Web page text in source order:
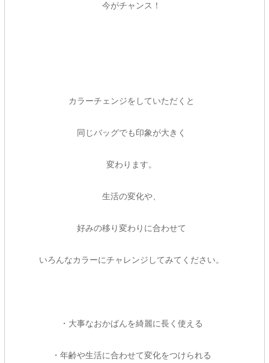
今がチャンス！
カラーチェンジをしていただくと
同じバッグでも印象が大きく
変わります。
生活の変化や、
好みの移り変わりに合わせて
いろんなカラーにチャレンジしてみてください。
・大事なおかばんを綺麗に長く使える
・年齢や生活に合わせて変化をつけられる